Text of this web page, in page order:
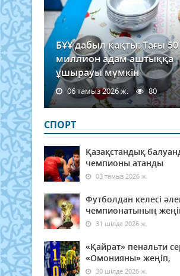
БҰҰ дабыл қақты: Тағы 50
миллион адам аштыққа
ұшырауы мүмкін
06 тамыз 2026 ж. 80
СПОРТ
Қазақстандық
чемпионы атанды
03 тамыз 2026 ж.
Футболдан келесі
чемпионатының
31 шілде 2026 ж.
«Қайрат» пенальти
«Омонияны» жеңіп,
30 шілде 2026 ж.